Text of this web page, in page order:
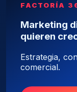
FACTORÍA
Marketing
quieren
Estrategia,
comercial.